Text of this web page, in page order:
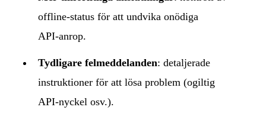
offline‑status för att undvika onödiga
API‑anrop.
Tydligare felmeddelanden: detaljerade
instruktioner för att lösa problem (ogiltig
API‑nyckel osv.).